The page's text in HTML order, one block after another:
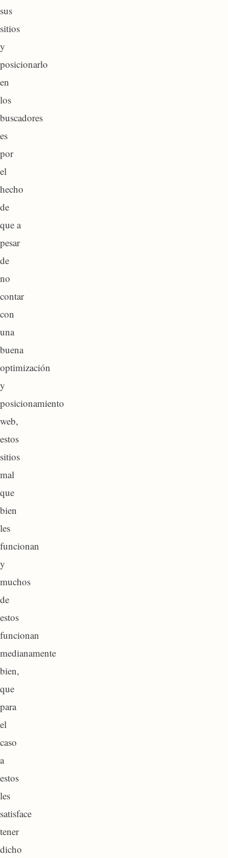
sus
sitios
y
posicionarlo
en
los
buscadores
es
por
el
hecho
de
que a
pesar
de
no
contar
con
una
buena
optimización
y
posicionamiento
web,
estos
sitios
mal
que
bien
les
funcionan
y
muchos
de
estos
funcionan
medianamente
bien,
que
para
el
caso
a
estos
les
satisface
tener
dicho